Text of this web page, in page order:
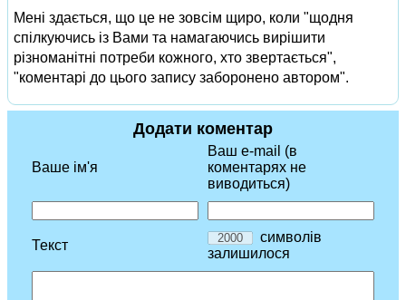
Мені здається, що це не зовсім щиро, коли "щодня
спілкуючись із Вами та намагаючись вирішити
різноманітні потреби кожного, хто звертається",
"коментарі до цього запису заборонено автором".
Додати коментар
Ваше ім'я
Ваш e-mail (в
коментарях не
виводиться)
Текст
символів
залишилося